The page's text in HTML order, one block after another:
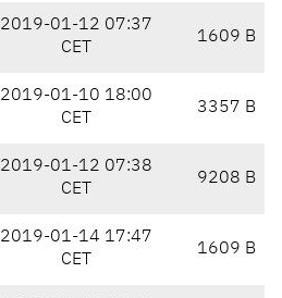
2019-01-12 07:37
CET
1609 B
2019-01-10 18:00
CET
3357 B
2019-01-12 07:38
CET
9208 B
2019-01-14 17:47
CET
1609 B